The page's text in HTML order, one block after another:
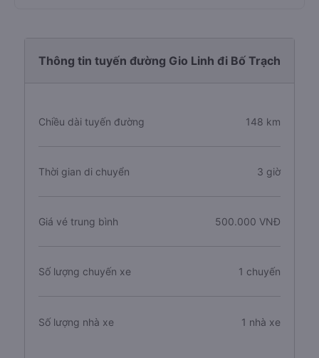
Thông tin tuyến đường Gio Linh đi Bố Trạch
Chiều dài tuyến đường 148 km
Thời gian di chuyển 3 giờ
Giá vé trung bình 500.000 VNĐ
Số lượng chuyến xe 1 chuyến
Số lượng nhà xe 1 nhà xe